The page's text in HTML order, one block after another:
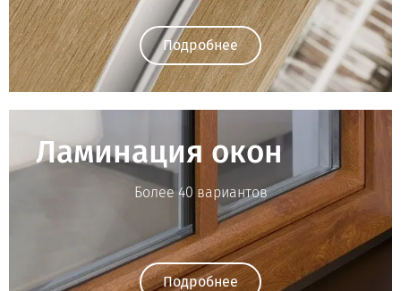
Подробнее
Ламинация окон
Более 40 вариантов
Подробнее